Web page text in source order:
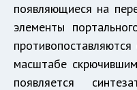
появляющиеся на
элементы
масштабе
появляется